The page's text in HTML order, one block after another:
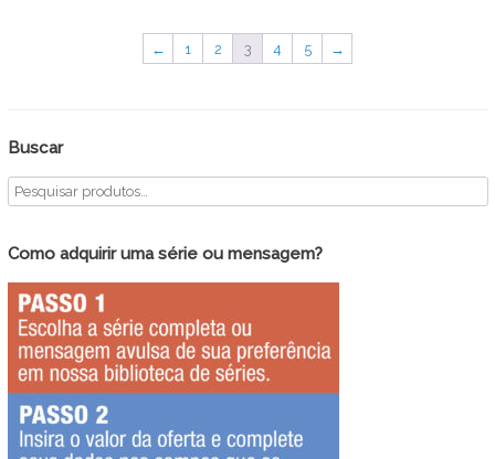
← 1 2 3 4 5 →
Buscar
Como adquirir uma série ou mensagem?